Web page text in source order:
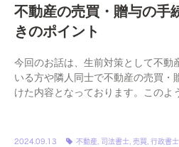
不動産の売買・贈与の手
きのポイント
今回のお話は、生前対策として不動
いる方や隣人同士で不動産の売買・
けた内容となっております。このよ
2024.09.13 不動産 司法書士 売買 行政書士